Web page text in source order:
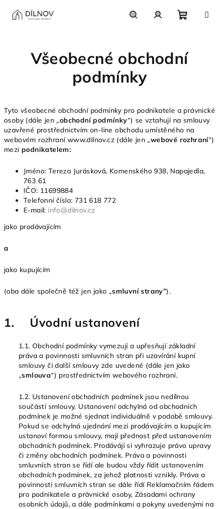
košík
Všeobecné obchodní
podmínky
Tyto všeobecné obchodní podmínky pro podnikatele a právnické
osoby (dále jen „obchodní podmínky“) se vztahují na smlouvy
uzavřené prostřednictvím on-line obchodu umístěného na
webovém rozhraní www.dilnov.cz (dále jen „webové rozhraní“)
mezi podnikatelem:
Jméno: Tereza Jurásková, Komenského 938, Napajedla,
763 61
IČO: 11699884
Telefonní číslo: 731 618 772
E-mail: info@dilnov.cz
jako prodávajícím
a
jako kupujícím
(oba dále společně též jen jako „smluvní strany”).
1. Úvodní ustanovení
1.1. Obchodní podmínky vymezují a upřesňují základní
práva a povinnosti smluvních stran při uzavírání kupní
smlouvy či další smlouvy zde uvedené (dále jen jako
„smlouva“) prostřednictvím webového rozhraní.
1.2. Ustanovení obchodních podmínek jsou nedílnou
součástí smlouvy. Ustanovení odchylná od obchodních
podmínek je možné sjednat individuálně v podobě smlouvy.
Pokud se odchylná ujednání mezi prodávajícím a kupujícím
ustanoví formou smlouvy, mají přednost před ustanovením
obchodních podmínek. Prodávájí si vyhrazuje právo upravy
či změny obchodních podmínek. Práva a povinnosti
smluvních stran se řídí ale budou vždy řídit ustanovením
obchodních podmínek, za jehož platnosti vznikly. Práva a
povinnosti smluvních stran se dále řídí Reklamačním řádem
pro podnikatele a právnické osoby, Zásadami ochrany
osobních údajů, a dále podmínkami a pokyny uvedenými na